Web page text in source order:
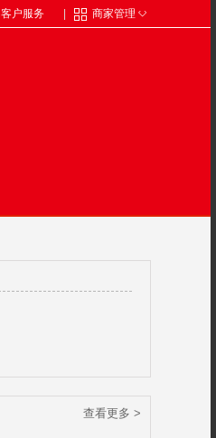
客户服务 商家管理 ◇
查看更多 >